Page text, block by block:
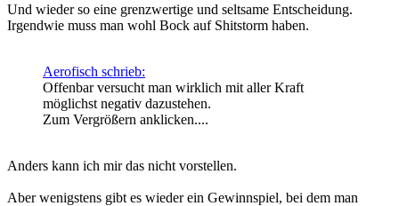
Und wieder so eine grenzwertige und seltsame Entscheidung.
Irgendwie muss man wohl Bock auf Shitstorm haben.
Aerofisch schrieb:
Offenbar versucht man wirklich mit aller Kraft
möglichst negativ dazustehen.
Zum Vergrößern anklicken....
Anders kann ich mir das nicht vorstellen.
Aber wenigstens gibt es wieder ein Gewinnspiel, bei dem man